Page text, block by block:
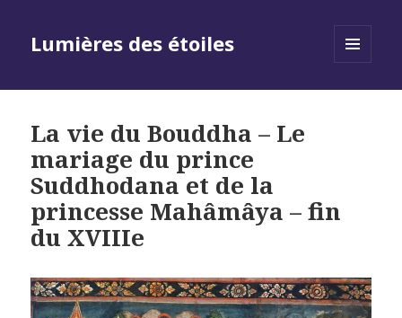
Lumières des étoiles
La vie du Bouddha – Le
mariage du prince
Suddhodana et de la
princesse Mahâmâya – fin
du XVIIIe